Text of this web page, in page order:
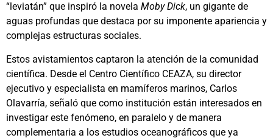
“leviatán” que inspiró la novela Moby Dick, un gigante de
aguas profundas que destaca por su imponente apariencia y
complejas estructuras sociales.
Estos avistamientos captaron la atención de la comunidad
científica. Desde el Centro Científico CEAZA, su director
ejecutivo y especialista en mamíferos marinos, Carlos
Olavarría, señaló que como institución están interesados en
investigar este fenómeno, en paralelo y de manera
complementaria a los estudios oceanográficos que ya